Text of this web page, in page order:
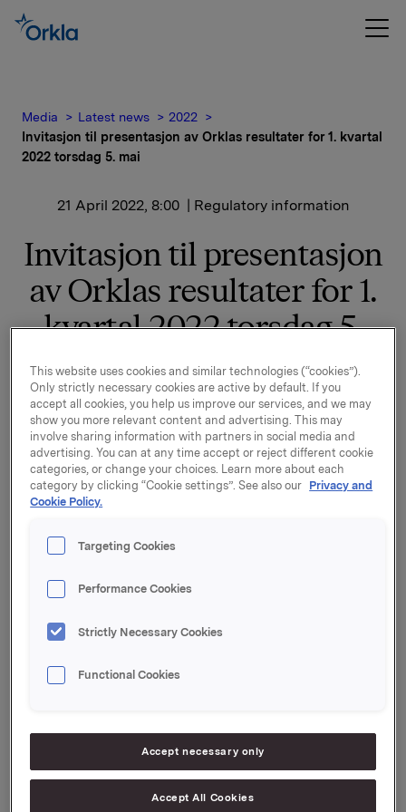
Media Latest news
2022
Invitasjon til presentasjon av Orklas resultater for 1. kvartal
2022 torsdag 5. mai
21 April 2022, 8:00 | Regulatory information
Invitasjon til presentasjon
av Orklas resultater for 1.
kvartal 2022 torsdag 5.
mai
Orkla offentliggjør resultater for 1. kvartal 2022
torsdag 5. mai 2022 kl. 07.00.
Kvartalsrapporten og presentasjonsmaterialet blir
samtidig gjort tilgjengelig på
https://investors.orkla.com/English/norsk/nyhetsarkiv
Presentasjon av resultatene holdes kl. 08.00 i
Orklahuset i Drammensveien 149 på Skøyen i Oslo.
Presentasjonen, samt påfølgende Q&A, holdes på
engelsk og kan sees direkte via webcast på
https://investors.orkla.com
https://events.webcast.no/orkla-asa-
på telefon:
Internasjonalt: +44 (0) 20 3350 7550
Pinkode: 7442210#
This website uses cookies and similar technologies (“cookies”).
Only strictly necessary cookies are active by default. If you
accept all cookies, you help us improve our services, and we may
show you more relevant content and advertising. This may
involve sharing information with partners in social media and
advertising. You can at any time accept or reject different cookie
categories, or change your choices. Learn more about each
category by clicking “Cookie settings”. See also our Privacy and
Cookie Policy.
Targeting Cookies
Performance Cookies
Strictly Necessary Cookies
Functional Cookies
Accept necessary only
Accept All Cookies